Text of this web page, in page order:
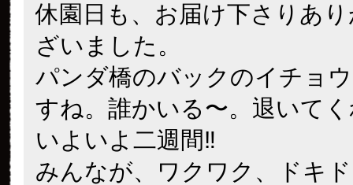
休園日も、お届け下さりあ
ざいました。
パンダ橋のバックのイチョ
すね。誰かいる〜。退いて
いよいよ二週間‼︎
みんなが、ワクワク、ドキ